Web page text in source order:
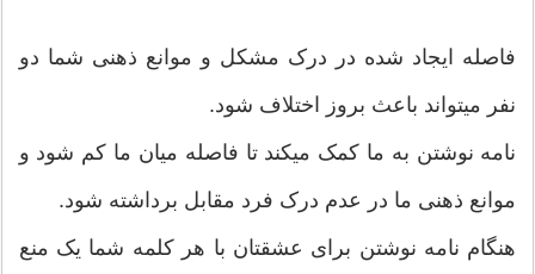
فاصله ایجاد شده در درک مشکل و موانع ذهنی شما دو
نفر میتواند باعث بروز اختلاف شود.
نامه نوشتن به ما کمک میکند تا فاصله میان ما کم شود و
موانع ذهنی ما در عدم درک فرد مقابل برداشته شود.
هنگام نامه نوشتن برای عشقتان با هر کلمه شما یک منع